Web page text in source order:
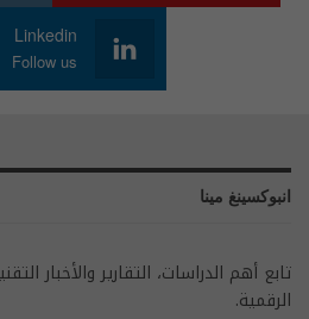
Linkedin
Follow us
انبوكسينغ مينا
تابع أهم الدراسات، التقارير والأخبار
الرقمية.